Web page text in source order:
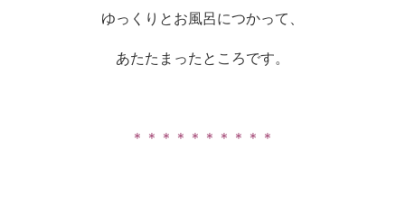
ゆっくりとお風呂につかって、
あたたまったところです。
＊＊＊＊＊＊＊＊＊＊